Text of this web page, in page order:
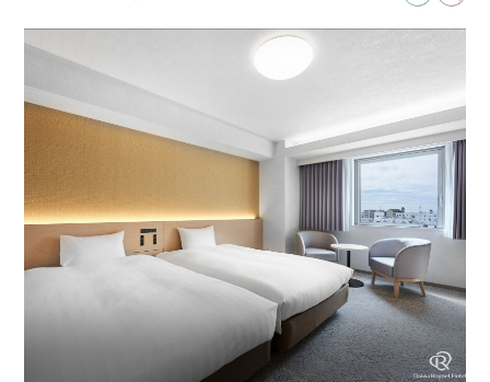
97㎝×195㎝ ×2台
バスタイプ
ユニットバスルーム
特徴
21平米の広さに97センチ幅のベッドが2台！
壁掛けテレビ設置で、コンパクトなのに使い勝手のよい
共通客室設備・アメニティ